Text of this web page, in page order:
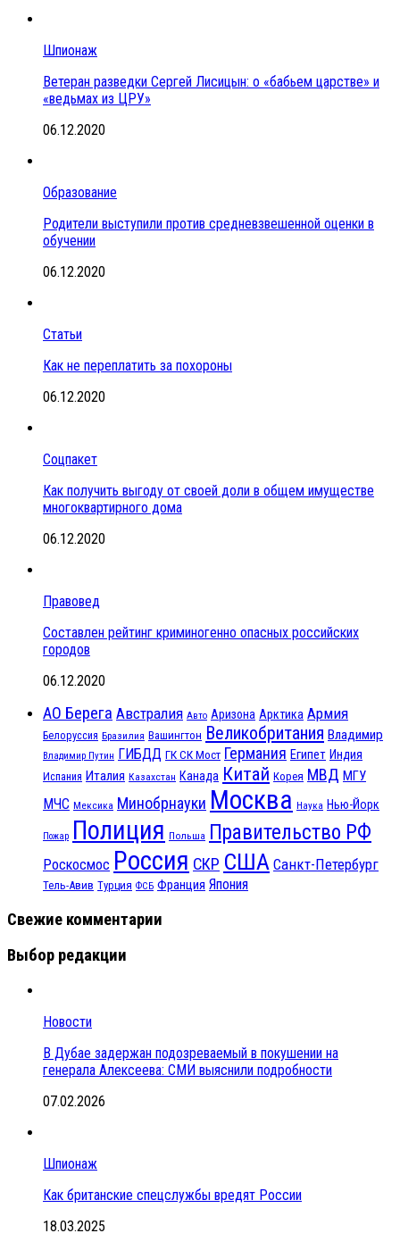
Шпионаж
Ветеран разведки Сергей Лисицын: о «бабьем царстве» и
«ведьмах из ЦРУ»
06.12.2020
Образование
Родители выступили против средневзвешенной оценки в
обучении
06.12.2020
Статьи
Как не переплатить за похороны
06.12.2020
Соцпакет
Как получить выгоду от своей доли в общем имуществе
многоквартирного дома
06.12.2020
Правовед
Составлен рейтинг криминогенно опасных российских
городов
06.12.2020
АО Берега Австралия Авто Аризона Арктика Армия
Белоруссия Бразилия Вашингтон Великобритания Владимир
Владимир Путин ГИБДД ГК СК Мост Германия Египет Индия
Испания Италия Казахстан Канада Китай Корея МВД МГУ
МЧС Мексика Минобрнауки Москва Наука Нью-Йорк
Пожар Полиция Польша Правительство РФ
Роскосмос Россия СКР США Санкт-Петербург
Тель-Авив Турция ФСБ Франция Япония
Свежие комментарии
Выбор редакции
Новости
В Дубае задержан подозреваемый в покушении на
генерала Алексеева: СМИ выяснили подробности
07.02.2026
Шпионаж
Как британские спецслужбы вредят России
18.03.2025